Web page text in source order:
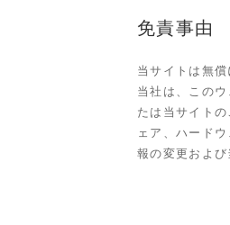
免責事由
当サイトは無償
当社は、この
たは当サイト
ェア、ハード
報の変更およ